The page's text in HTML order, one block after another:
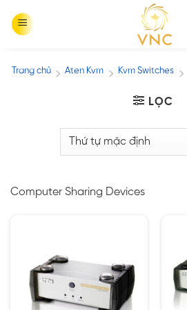
Trang chủ / Aten Kvm / Kvm Switches /
LỌC
Computer Sharing Devices